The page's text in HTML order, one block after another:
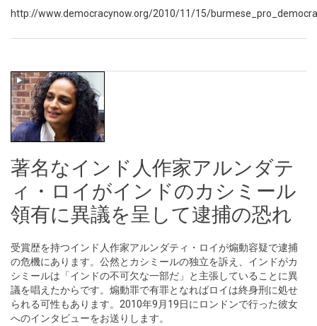
http://www.democracynow.org/2010/11/15/
著名なインド人作家アルンダテ
ィ・ロイがインドのカシミール
領有に異議を呈して逮捕の恐れ
受賞歴を持つインド人作家アルンダティ・ロイが煽動容疑で逮捕
の危機にあります。公然とカシミールの独立を訴え、インドがカ
シミールは「インドの不可欠な一部だ」と主張していることに異
議を唱えたからです。煽動罪で有罪となればロイは終身刑に処せ
られる可性もあります。2010年9月19日にロンドンで行った彼女
へのインタビューをお送りします。